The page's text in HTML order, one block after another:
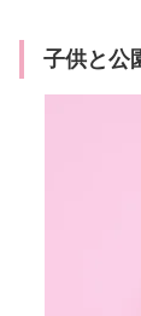
子供と公